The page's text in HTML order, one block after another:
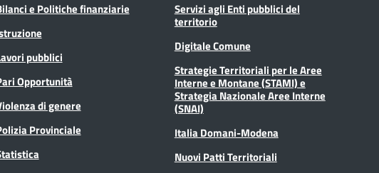
e Politiche finanziarie
pubblici
Opportunità
di genere
Provinciale
Servizi agli Enti pubblici del
territorio
Digitale Comune
Strategie Territoriali per le Aree
Interne e Montane (STAMI) e
Strategia Nazionale Aree Interne
(SNAI)
Italia Domani-Modena
Nuovi Patti Territoriali